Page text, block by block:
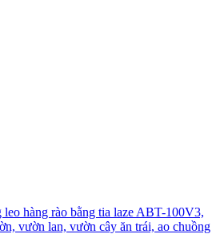
leo hàng rào bằng tia laze ABT-100V3,
vườn lan, vườn cây ăn trái, ao chuồng